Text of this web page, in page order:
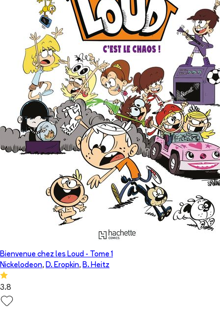
Bienvenue chez les Loud - Tome 1
Nickelodeon, D. Eropkin, B. Heitz
3.8